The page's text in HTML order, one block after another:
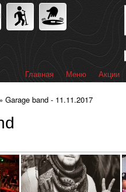
Главное меню
Главная Меню Акции
» Garage band - 11.11.2017